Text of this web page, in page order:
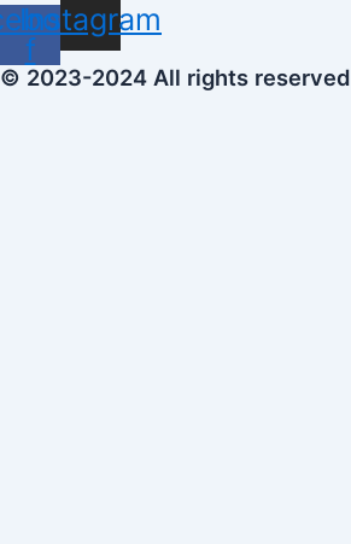
f
Instagram
© 2023-2024 All rights reserved